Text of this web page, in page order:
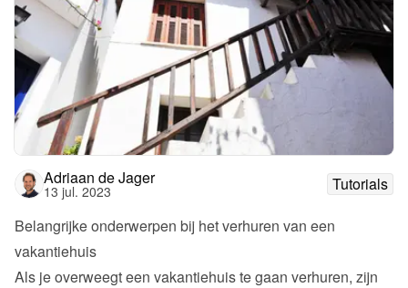
Adriaan de Jager
13 jul. 2023
Tutorials
Belangrijke onderwerpen bij het verhuren van een
vakantiehuis
Als je overweegt een vakantiehuis te gaan verhuren, zijn